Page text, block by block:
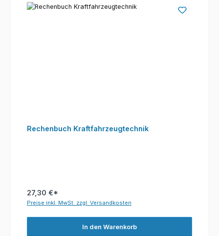
Rechenbuch Kraftfahrzeugtechnik
27,30 €*
Preise inkl. MwSt. zzgl. Versandkosten
In den Warenkorb